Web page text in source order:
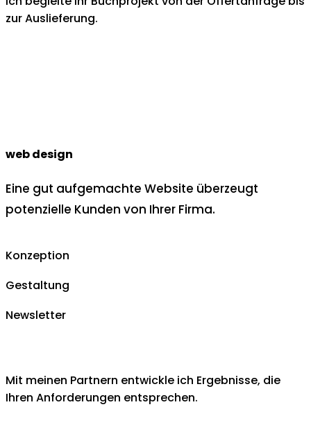
zur Auslieferung.
web design
Eine gut aufgemachte Website überzeugt
potenzielle Kunden von Ihrer Firma.
Konzeption
Gestaltung
Newsletter
Mit meinen Partnern entwickle ich Ergebnisse, die
Ihren Anforderungen entsprechen.